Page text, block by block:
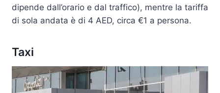
dipende dall’orario e dal traffico), mentre la tariffa
di sola andata è di 4 AED, circa €1 a persona.
Taxi